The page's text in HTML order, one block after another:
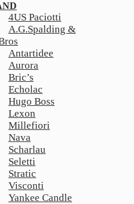
4US Paciotti
A.G.Spalding &
Antartidee
Aurora
Bric’s
Echolac
Hugo Boss
Lexon
Millefiori
Nava
Scharlau
Seletti
Stratic
Visconti
Yankee Candle